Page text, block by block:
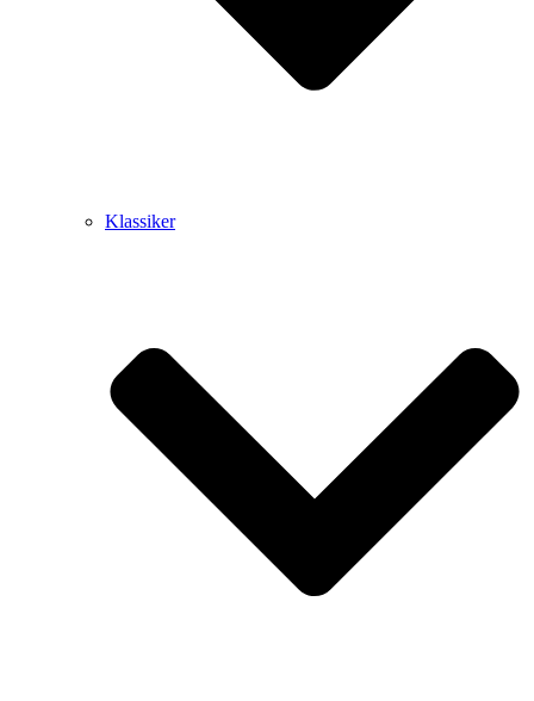
Klassiker